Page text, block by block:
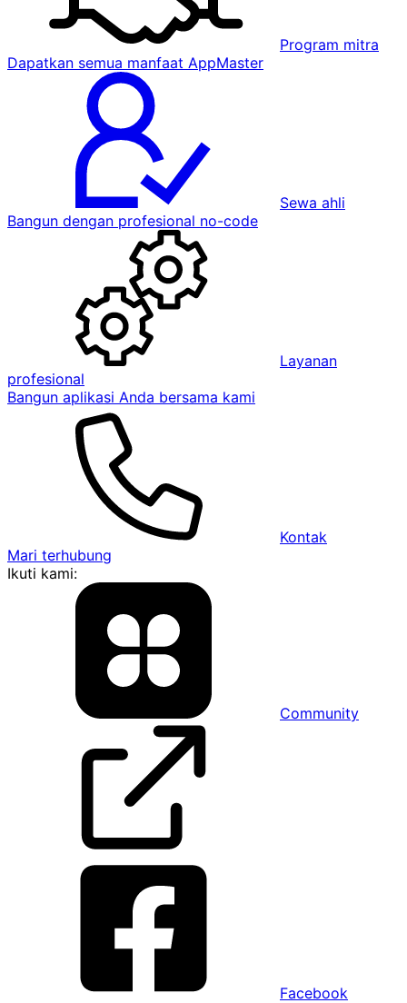
Program mitra
Dapatkan semua manfaat AppMaster
Sewa ahli
Bangun dengan profesional no-code
Layanan
profesional
Bangun aplikasi Anda bersama kami
Kontak
Mari terhubung
Ikuti kami:
Community
Facebook